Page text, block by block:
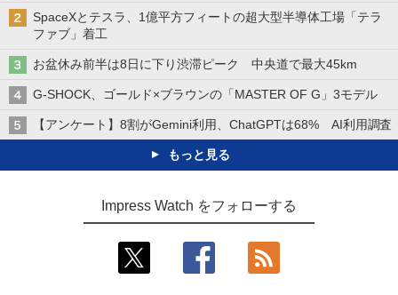
SpaceXとテスラ、1億平方フィートの超大型半導体工場「テラ
ファブ」着工
お盆休み前半は8日に下り渋滞ピーク 中央道で最大45km
G-SHOCK、ゴールド×ブラウンの「MASTER OF G」3モデル
【アンケート】8割がGemini利用、ChatGPTは68% AI利用調査
もっと見る
Impress Watch をフォローする